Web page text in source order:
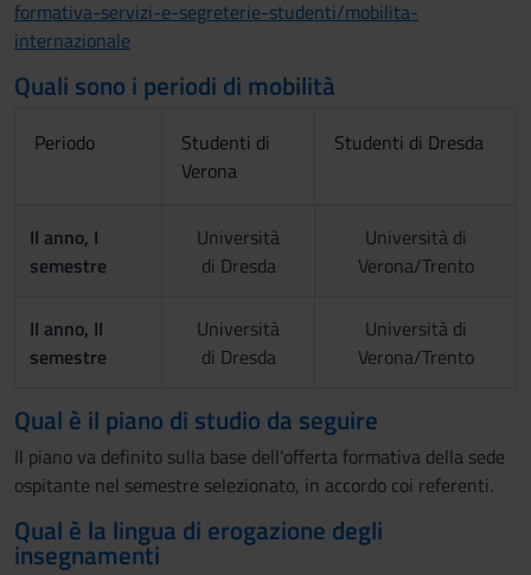
formativa-servizi-e-segreterie-studenti/mobilita-
internazionale
Quali sono i periodi di mobilità
Periodo
Studenti di
Verona
Studenti di Dresda
II anno, I
semestre
Università
di Dresda
Università di
Verona/Trento
II anno, II
semestre
Università
di Dresda
Università di
Verona/Trento
Qual è il piano di studio da seguire
Il piano va definito sulla base dell’offerta formativa della sede
ospitante nel semestre selezionato, in accordo coi referenti.
Qual è la lingua di erogazione degli
insegnamenti